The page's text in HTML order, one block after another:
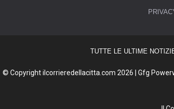
TUTTE LE ULTIME
© Copyright ilcorrieredellacitta.com 2026 | Gfg